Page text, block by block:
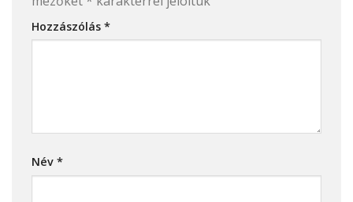
Hozzászólás *
Név *